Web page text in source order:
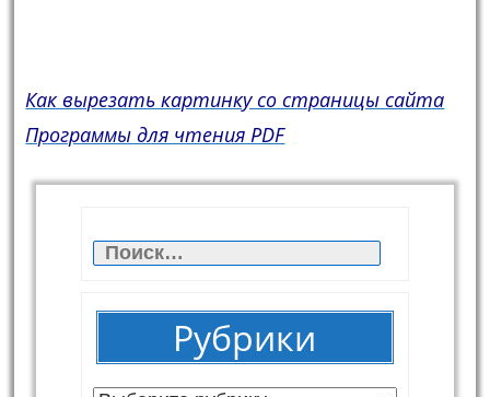
Как вырезать картинку со страницы сайта
Программы для чтения PDF
Найти:
Рубрики
Рубрики